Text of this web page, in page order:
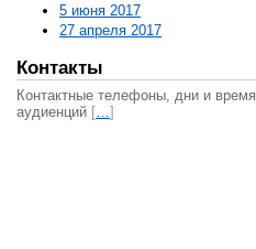
5 июня 2017
27 апреля 2017
Контакты
Контактные телефоны, дни и время
аудиенций […]